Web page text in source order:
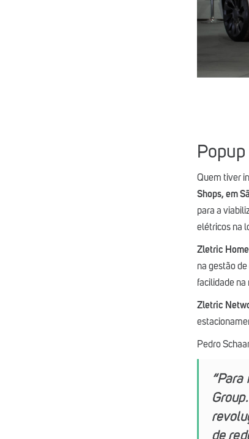
Quem tiver
Shops, em
para a
elétricos na
Zletric Home
na gestão
facilidade
Zletric
Pedro
“Para
de